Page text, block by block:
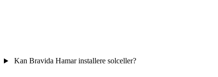
Kan Bravida Hamar installere solceller?